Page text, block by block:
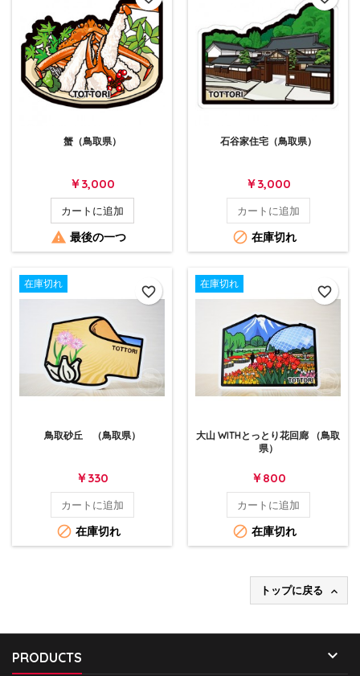
蟹（鳥取県）
価
格
￥3,000
カートに追加
 最後の一つ
石谷家住宅（鳥取県）
価
格
￥3,000
カートに追加
 在庫切れ
在庫切れ
鳥取砂丘 （鳥取県）
価
格
￥330
カートに追加
 在庫切れ
favorite_border
在庫切れ
大山 WITHとっとり花回廊 （鳥取
県）
価
格
￥800
カートに追加
 在庫切れ
favorite_border
トップに戻る 
PRODUCTS 